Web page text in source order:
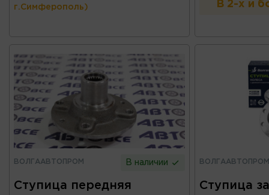
г.Симферополь) В 2-х и
ВОЛГААВТОПРОМ В наличии
Ступица передняя
ВОЛГААВТОПРОМ
Ступица